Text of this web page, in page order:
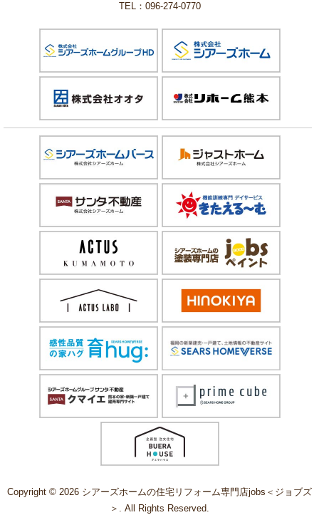
TEL：096-274-0770
Copyright © 2026 シアーズホームの住宅リフォーム専門店jobs＜ジョブズ
＞. All Rights Reserved.